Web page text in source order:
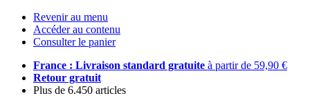
Revenir au menu
Accéder au contenu
Consulter le panier
France : Livraison standard gratuite à partir de 59,90 €
Retour gratuit
Plus de 6.450 articles